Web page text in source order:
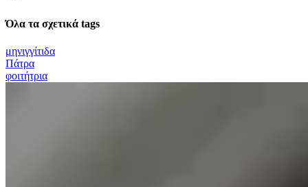
Όλα τα σχετικά tags
μηνιγγίτιδα
Πάτρα
φοιτήτρια